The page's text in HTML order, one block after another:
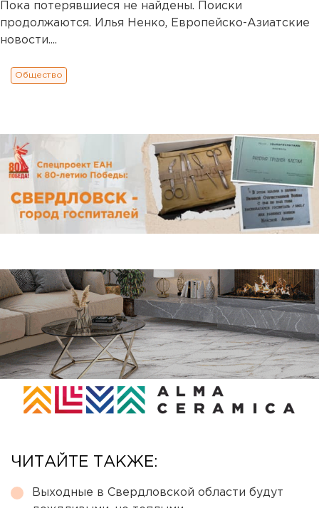
Пока потерявшиеся не найдены. Поиски
продолжаются. Илья Ненко, Европейско-Азиатские
новости....
Общество
ЧИТАЙТЕ ТАКЖЕ:
Выходные в Свердловской области будут